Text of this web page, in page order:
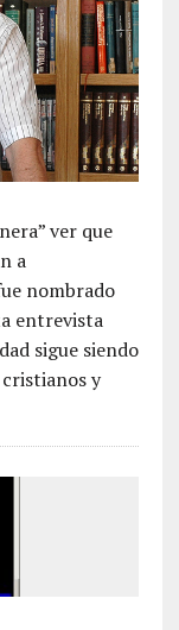
ver que
a
nombrado
entrevista
sigue siendo
y